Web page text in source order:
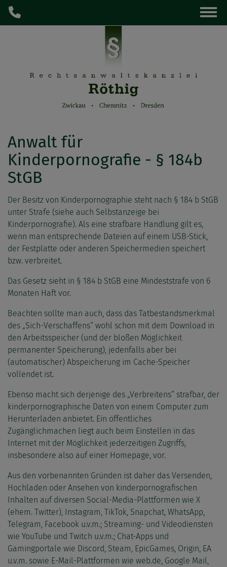
Anwalt für
Kinderpornografie - § 184b
StGB
Der Besitz von Kinderpornographie steht nach § 184 b StGB
unter Strafe (siehe auch Selbstanzeige bei
Kinderpornografie). Als eine strafbare Handlung gilt es,
wenn man entsprechende Dateien auf einem USB-Stick,
der Festplatte oder anderen Speichermedien speichert
bzw. verbreitet.
Das Gesetz sieht in § 184 b StGB eine Mindeststrafe von 6
Monaten Haft vor.
Beachten sollte man auch, dass das Tatbestandsmerkmal
des „Sich-Verschaffens“ wohl schon mit dem Download in
den Arbeitsspeicher (und der bloßen Möglichkeit
permanenter Speicherung), jedenfalls aber bei
(automatischer) Abspeicherung im Cache-Speicher
vollendet ist.
Ebenso macht sich derjenige des „Verbreitens“ strafbar, der
kinderpornographische Daten von einem Computer zum
Herunterladen anbietet. Ein öffentliches
Zugänglichmachen liegt auch beim Einstellen in das
Internet mit der Möglichkeit jederzeitigen Zugriffs,
insbesondere also auf einer Homepage, vor.
Aus den vorbenannten Gründen ist daher das Versenden,
Hochladen oder Ansehen von kinderpornografischen
Inhalten auf diversen Social-Media-Plattformen wie X
(ehem. Twitter), Instagram, TikTok, Snapchat, WhatsApp,
Telegram, Facebook u.v.m.; Streaming- und Videodiensten
wie YouTube und Twitch u.v.m.; Chat-Apps und
Gamingportale wie Discord, Steam, EpicGames, Origin, EA
u.v.m. sowie E-Mail-Plattformen wie web.de, Google Mail,